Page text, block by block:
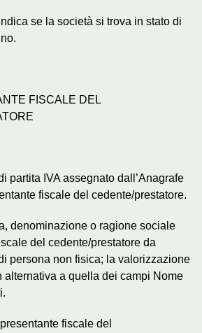
se la società si trova in stato di
FISCALE DEL
partita IVA assegnato dall’Anagrafe
fiscale del cedente/prestatore.
denominazione o ragione sociale
del cedente/prestatore da
persona non fisica; la valorizzazione
alternativa a quella dei campi Nome
fiscale del